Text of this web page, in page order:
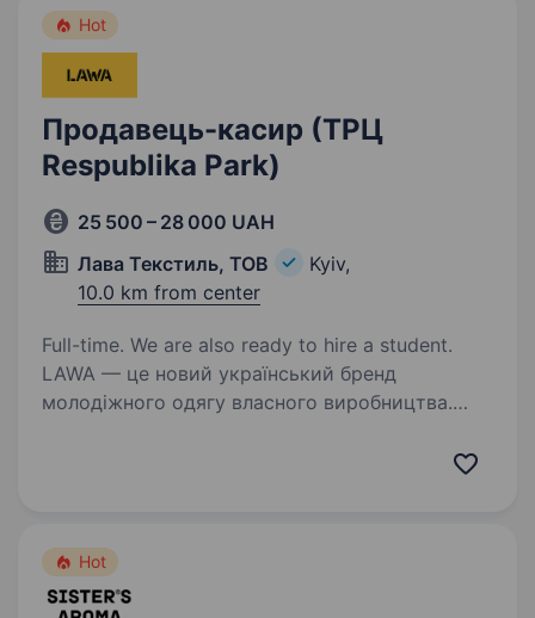
Hot
Продавець-касир (ТРЦ
Respublika Park)
25 500 – 28 000 UAH
Лава Текстиль, ТОВ
Kyiv,
10.0 km from center
Full-time. We are also ready to hire a student.
LAWA — це новий український бренд
молодіжного одягу власного виробництва.
Hot